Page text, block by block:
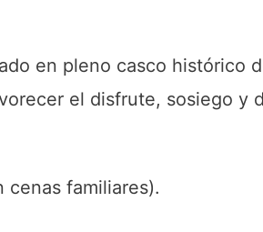
en pleno casco histórico
el disfrute, sosiego y
familiares).